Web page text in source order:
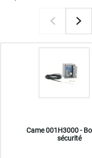
Came 001H3000 -
sécurité